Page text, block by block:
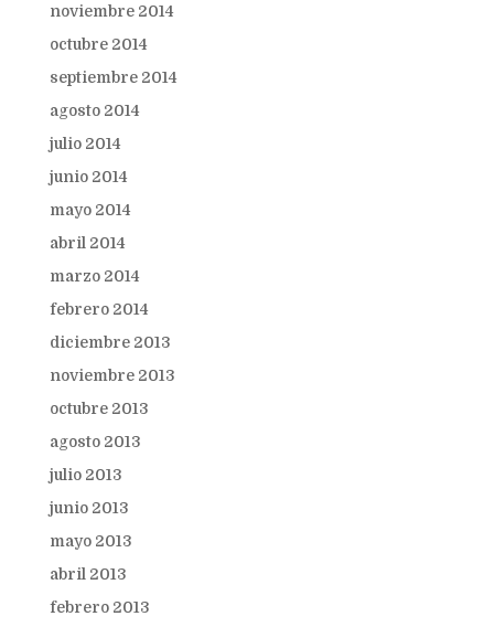
noviembre 2014
octubre 2014
septiembre 2014
agosto 2014
julio 2014
junio 2014
mayo 2014
abril 2014
marzo 2014
febrero 2014
diciembre 2013
noviembre 2013
octubre 2013
agosto 2013
julio 2013
junio 2013
mayo 2013
abril 2013
febrero 2013